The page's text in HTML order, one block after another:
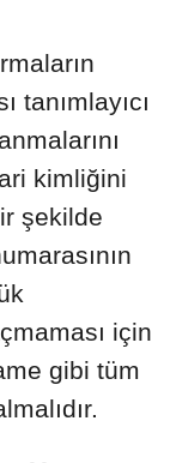
tanımlayıcı
kimliğini
şekilde
için
gibi tüm